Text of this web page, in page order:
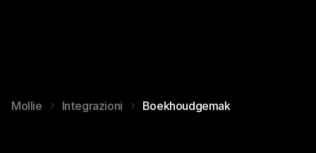
Mollie Integrazioni Boekhoudgemak